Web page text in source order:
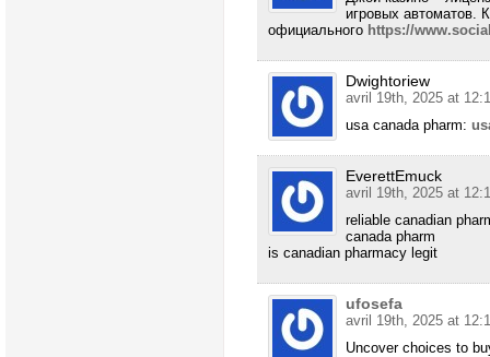
игровых автоматов.
официального https://
Dwightoriew
avril 19th, 2025 at
usa canada pharm:
EverettEmuck
avril 19th, 2025 at
reliable canadian
canada pharm
is canadian pharmacy legit
ufosefa
avril 19th, 2025 at
Uncover choices to